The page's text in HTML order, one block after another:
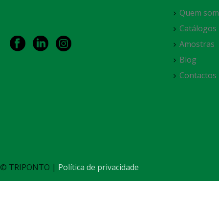
Quem
Catálogos
Amostras
Blog
Contactos
© TRIPONTO | Política de privacidade